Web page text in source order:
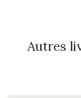
Autres